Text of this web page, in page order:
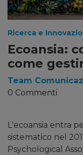
Ricerca e
Ecoansia:
come
Team
0 Commenti
L'ecoansia entra
sistematico nel
Psychological